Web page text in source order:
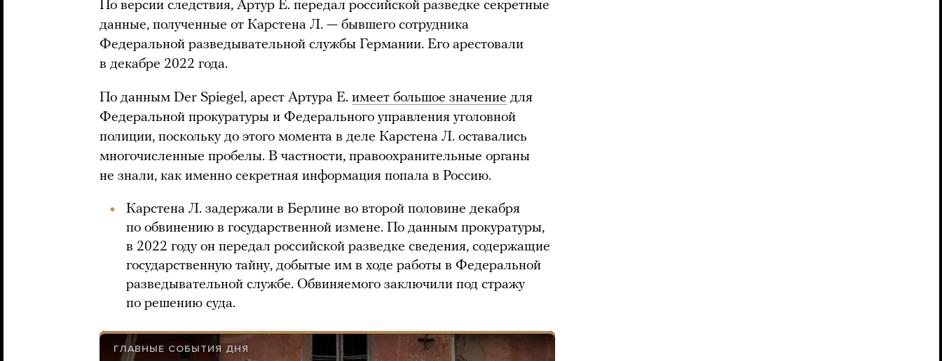
По версии следствия, Артур Е. передал российской разведке секретные
данные, полученные от Карстена Л. — бывшего сотрудника
Федеральной разведывательной службы Германии. Его арестовали
в декабре 2022 года.
По данным Der Spiegel, арест Артура Е. имеет большое значение для
Федеральной прокуратуры и Федерального управления уголовной
полиции, поскольку до этого момента в деле Карстена Л. оставались
многочисленные пробелы. В частности, правоохранительные органы
не знали, как именно секретная информация попала в Россию.
Карстена Л. задержали в Берлине во второй половине декабря
по обвинению в государственной измене. По данным прокуратуры,
в 2022 году он передал российской разведке сведения, содержащие
государственную тайну, добытые им в ходе работы в Федеральной
разведывательной службе. Обвиняемого заключили под стражу
по решению суда.
ГЛАВНЫЕ СОБЫТИЯ ДНЯ